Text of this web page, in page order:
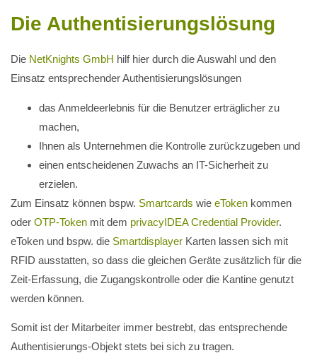
Die Authentisierungslösung
Die NetKnights GmbH hilf hier durch die Auswahl und den
Einsatz entsprechender Authentisierungslösungen
das Anmeldeerlebnis für die Benutzer erträglicher zu
machen,
Ihnen als Unternehmen die Kontrolle zurückzugeben und
einen entscheidenen Zuwachs an IT-Sicherheit zu
erzielen.
Zum Einsatz können bspw. Smartcards wie eToken kommen
oder OTP-Token mit dem privacyIDEA Credential Provider.
eToken und bspw. die Smartdisplayer Karten lassen sich mit
RFID ausstatten, so dass die gleichen Geräte zusätzlich für die
Zeit-Erfassung, die Zugangskontrolle oder die Kantine genutzt
werden können.
Somit ist der Mitarbeiter immer bestrebt, das entsprechende
Authentisierungs-Objekt stets bei sich zu tragen.